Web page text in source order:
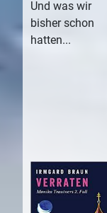
Und was wir
bisher schon
hatten...